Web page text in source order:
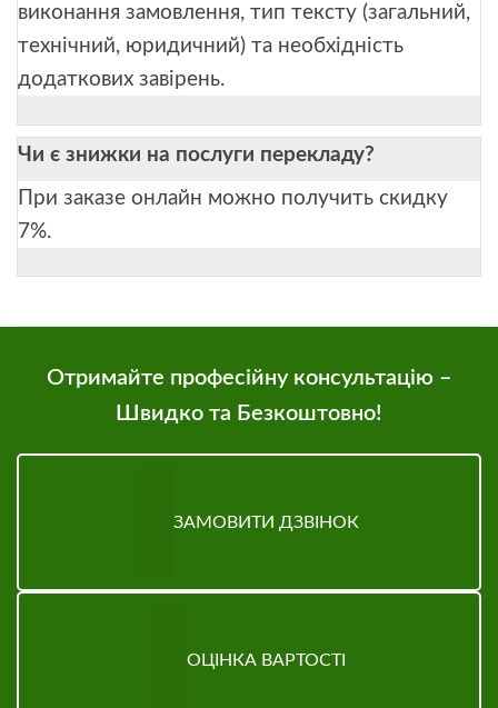
виконання замовлення, тип тексту (загальний,
технічний, юридичний) та необхідність
додаткових завірень.
Чи є знижки на послуги перекладу?
При заказе онлайн можно получить скидку
7%.
Отримайте професійну консультацію –
Швидко та Безкоштовно!
ЗАМОВИТИ ДЗВІНОК
ОЦІНКА ВАРТОСТІ